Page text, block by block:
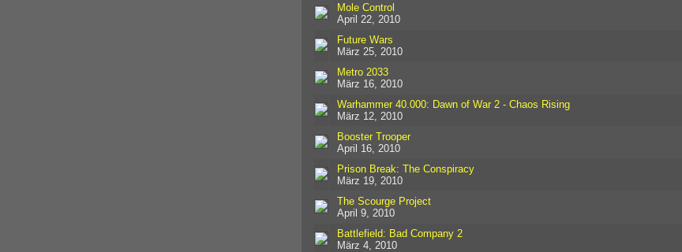
Mole Control
April 22, 2010
Future Wars
März 25, 2010
Metro 2033
März 16, 2010
Warhammer 40.000: Dawn of War 2 - Chaos Rising
März 12, 2010
Booster Trooper
April 16, 2010
Prison Break: The Conspiracy
März 19, 2010
The Scourge Project
April 9, 2010
Battlefield: Bad Company 2
März 4, 2010